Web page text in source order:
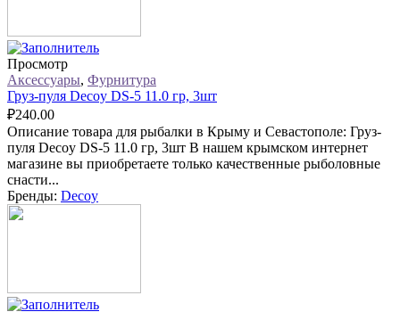
Просмотр
Аксессуары, Фурнитура
Груз-пуля Decoy DS-5 11.0 гр, 3шт
₽240.00
Описание товара для рыбалки в Крыму и Севастополе: Груз-
пуля Decoy DS-5 11.0 гр, 3шт В нашем крымском интернет
магазине вы приобретаете только качественные рыболовные
снасти...
Бренды: Decoy